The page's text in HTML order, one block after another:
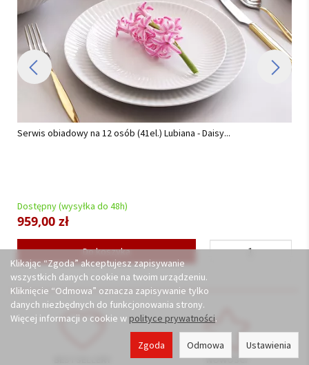
Serwis obiadowy na 12 osób (44 el) Chodzież - Akcent C000 BIAŁY
Dostępny (wysyłka do 48h)
878,00 zł
Do koszyka
NOWOŚCI
Klikając “Zgoda” akceptujesz zapisywanie
wszystkich danych cookie na twoim urządzeniu.
Kliknięcie “Odmowa” oznacza zapisywanie tylko
danych niezbędnych do funkcjonowania strony.
Więcej informacji o cookie w polityce prywatności.
Ustawienia
Odmowa
Zgoda